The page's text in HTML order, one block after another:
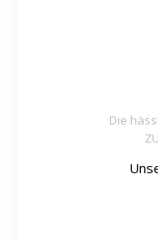
Die